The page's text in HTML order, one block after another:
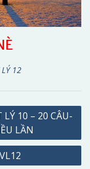
LÝ 12
LÝ 10 – 20 CÂU-
LẦN